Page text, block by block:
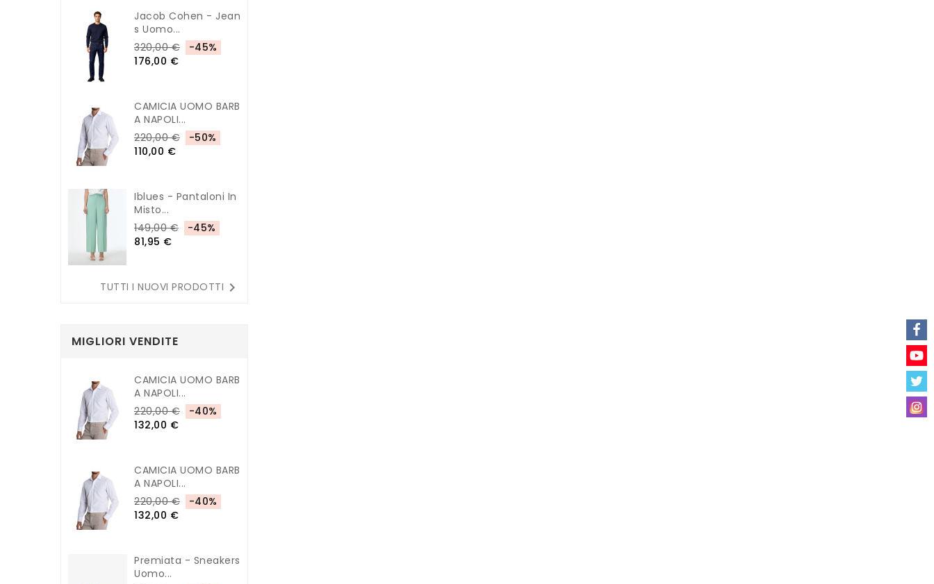
Jacob Cohen - Jean
S Uomo...
320,00 €
-45%
176,00 €
CAMICIA UOMO BARB
A NAPOLI...
220,00 €
-50%
110,00 €
Iblues - Pantaloni In
Misto...
149,00 €
-45%
81,95 €
TUTTI I NUOVI PRODOTTI 
MIGLIORI VENDITE
CAMICIA UOMO BARB
A NAPOLI...
220,00 €
-40%
132,00 €
CAMICIA UOMO BARB
A NAPOLI...
220,00 €
-40%
132,00 €
Premiata - Sneakers
Uomo...